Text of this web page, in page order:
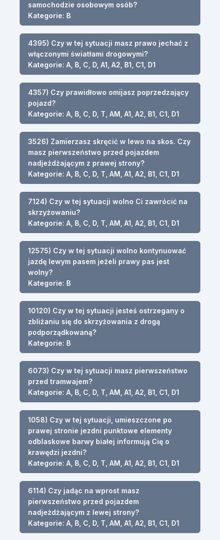
samochodzie osobowym osób?
Kategorie: B
4395) Czy w tej sytuacji masz prawo jechać z
włączonymi światłami drogowymi?
Kategorie: A, B, C, D, A1, A2, B1, C1, D1
4357) Czy prawidłowo omijasz poprzedzający
pojazd?
Kategorie: A, B, C, D, T, AM, A1, A2, B1, C1, D1
3526) Zamierzasz skręcić w lewo na skos. Czy
masz pierwszeństwo przed pojazdem
nadjeżdżającym z prawej strony?
Kategorie: A, B, C, D, T, AM, A1, A2, B1, C1, D1
7124) Czy w tej sytuacji wolno Ci zawrócić na
skrzyżowaniu?
Kategorie: A, B, C, D, T, AM, A1, A2, B1, C1, D1
12575) Czy w tej sytuacji wolno kontynuować
jazdę lewym pasem jeżeli prawy pas jest
wolny?
Kategorie: B
10120) Czy w tej sytuacji jesteś ostrzegany o
zbliżaniu się do skrzyżowania z drogą
podporządkowaną?
Kategorie: B
6073) Czy w tej sytuacji masz pierwszeństwo
przed tramwajem?
Kategorie: A, B, C, D, T, AM, A1, A2, B1, C1, D1
1058) Czy w tej sytuacji, umieszczone po
prawej stronie jezdni punktowe elementy
odblaskowe barwy białej informują Cię o
krawędzi jezdni?
Kategorie: A, B, C, D, T, AM, A1, A2, B1, C1, D1
6114) Czy jadąc na wprost masz
pierwszeństwo przed pojazdem
nadjeżdżającym z lewej strony?
Kategorie: A, B, C, D, T, AM, A1, A2, B1, C1, D1